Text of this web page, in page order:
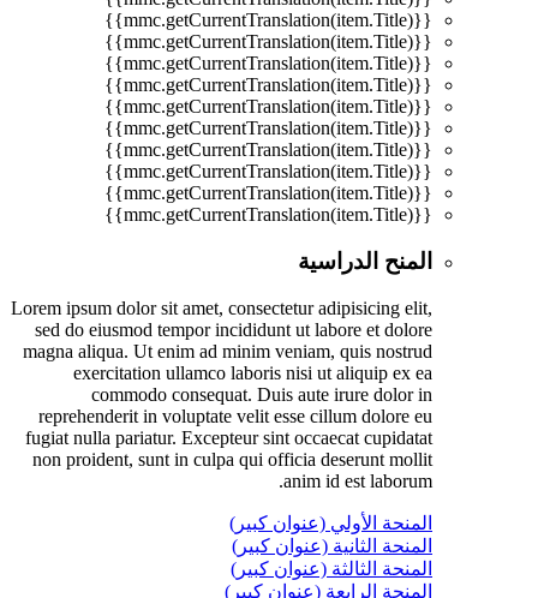
{{mmc.getCurrentTranslation(item.Title)}}
{{mmc.getCurrentTranslation(item.Title)}}
{{mmc.getCurrentTranslation(item.Title)}}
{{mmc.getCurrentTranslation(item.Title)}}
{{mmc.getCurrentTranslation(item.Title)}}
{{mmc.getCurrentTranslation(item.Title)}}
{{mmc.getCurrentTranslation(item.Title)}}
{{mmc.getCurrentTranslation(item.Title)}}
{{mmc.getCurrentTranslation(item.Title)}}
{{mmc.getCurrentTranslation(item.Title)}}
المنح الدراسية
Lorem ipsum dolor sit amet, consectetur adipisicing elit,
sed do eiusmod tempor incididunt ut labore et dolore
magna aliqua. Ut enim ad minim veniam, quis nostrud
exercitation ullamco laboris nisi ut aliquip ex ea
commodo consequat. Duis aute irure dolor in
reprehenderit in voluptate velit esse cillum dolore eu
fugiat nulla pariatur. Excepteur sint occaecat cupidatat
non proident, sunt in culpa qui officia deserunt mollit
anim id est laborum.
المنحة الأولي (عنوان كبير)
المنحة الثانية (عنوان كبير)
المنحة الثالثة (عنوان كبير)
المنحة الرابعة (عنوان كبير)